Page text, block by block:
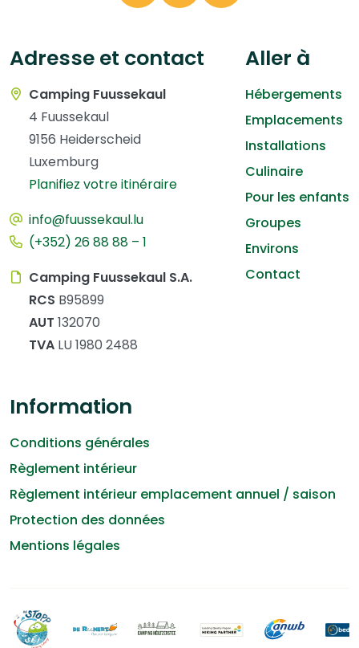
Adresse et contact
Camping Fuussekaul
4 Fuussekaul
9156 Heiderscheid
Luxemburg
Planifiez votre itinéraire
info@fuussekaul.lu
(+352) 26 88 88 – 1
Camping Fuussekaul S.A.
RCS B95899
AUT 132070
TVA LU 1980 2488
Aller à
Hébergements
Emplacements
Installations
Culinaire
Pour les enfants
Groupes
Environs
Contact
Information
Conditions générales
Règlement intérieur
Règlement intérieur emplacement annuel / saison
Protection des données
Mentions légales